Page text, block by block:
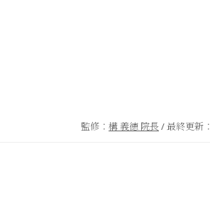
監修： 構 義徳 院長 / 最終更新：